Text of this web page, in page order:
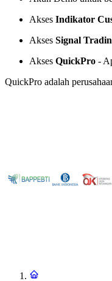
Akses Indikator
Akses Signal
Akses QuickPro -
QuickPro adalah